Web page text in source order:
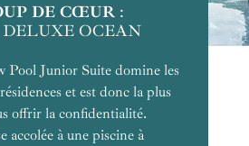
DE CŒUR :
OCEAN
Pool Junior Suite domine les
et est donc la plus
offrir la confidentialité.
accolée à une piscine à
COUPLES